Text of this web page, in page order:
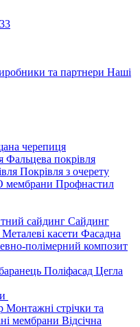
та партнери Наші
черепиця
Фальцева покрівля
Покрівля з очерету
Профнастил
сайдинг Сайдинг
Металеві касети Фасадна
полімерний композит
Поліфасад Цегла
Монтажні стрічки та
мембрани Відсічна